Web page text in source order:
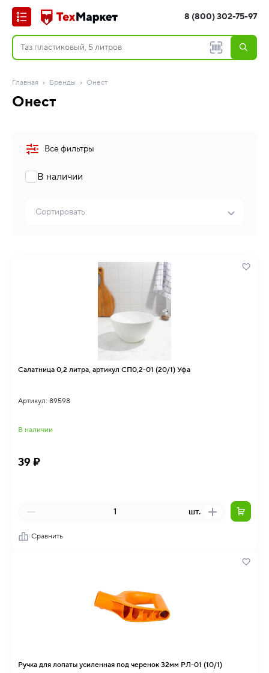
8 (800) 302-75-97
Главная Бренды Онест
Онест
Все фильтры
В наличии
Сортировать:
Салатница 0,2 литра, артикул СП0,2-01 (20/1) Уфа
Артикул: 89598
В наличии
39 ₽
шт.
Сравнить
Ручка для лопаты усиленная под черенок 32мм РЛ-01 (10/1)